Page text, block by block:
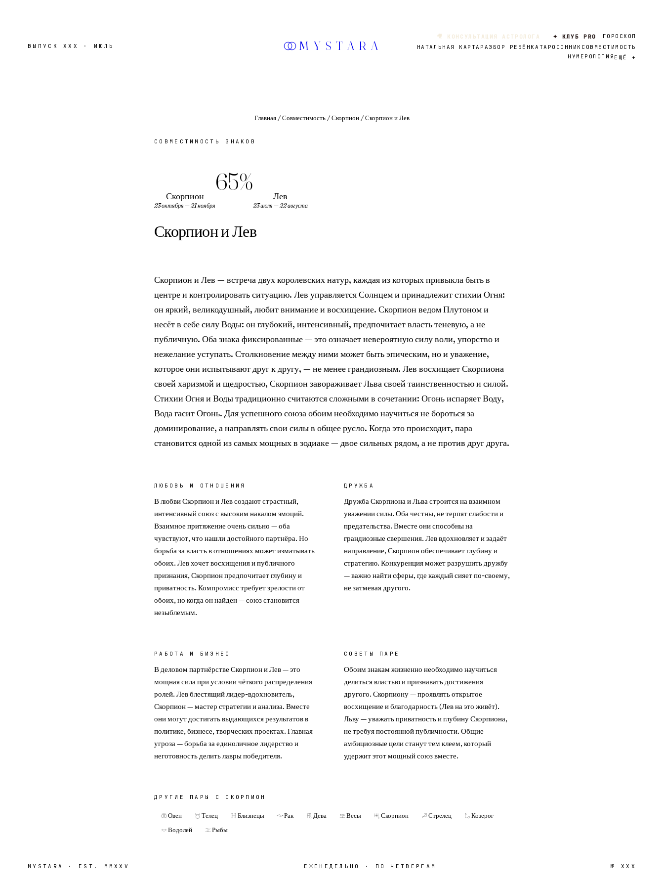
ВЫПУСКXXX · ИЮЛЬ MYSTARA
🎥 КОНСУЛЬТАЦИЯ АСТРОЛОГА ✦ КЛУБ PRO
ГОРОСКОП
НАТАЛЬНАЯ КАРТА РАЗБОР РЕБЁНКА ТАРО СОННИК СОВМЕСТИМОСТЬ
НУМЕРОЛОГИЯ ЕЩЁ +
Главная /Совместимость /Скорпион /Скорпион и Лев
СОВМЕСТИМОСТЬ ЗНАКОВ
Скорпион
23 октября — 21 ноября
65%
Лев
23 июля — 22 августа
СкорпиониЛев
Скорпион и Лев — встреча двух королевских натур, каждая из которых привыкла быть в
центре и контролировать ситуацию. Лев управляется Солнцем и принадлежит стихии Огня:
он яркий, великодушный, любит внимание и восхищение. Скорпион ведом Плутоном и
несёт в себе силу Воды: он глубокий, интенсивный, предпочитает власть теневую, а не
публичную. Оба знака фиксированные — это означает невероятную силу воли, упорство и
нежелание уступать. Столкновение между ними может быть эпическим, но и уважение,
которое они испытывают друг к другу, — не менее грандиозным. Лев восхищает Скорпиона
своей харизмой и щедростью, Скорпион завораживает Льва своей таинственностью и силой.
Стихии Огня и Воды традиционно считаются сложными в сочетании: Огонь испаряет Воду,
Вода гасит Огонь. Для успешного союза обоим необходимо научиться не бороться за
доминирование, а направлять свои силы в общее русло. Когда это происходит, пара
становится одной из самых мощных в зодиаке — двое сильных рядом, а не против друг друга.
ЛЮБОВЬ И ОТНОШЕНИЯ
В любви Скорпион и Лев создают страстный,
интенсивный союз с высоким накалом эмоций.
Взаимное притяжение очень сильно — оба
чувствуют, что нашли достойного партнёра. Но
борьба за власть в отношениях может изматывать
обоих. Лев хочет восхищения и публичного
признания, Скорпион предпочитает глубину и
приватность. Компромисс требует зрелости от
обоих, но когда он найден — союз становится
незыблемым.
ДРУЖБА
Дружба Скорпиона и Льва строится на взаимном
уважении силы. Оба честны, не терпят слабости и
предательства. Вместе они способны на
грандиозные свершения. Лев вдохновляет и задаёт
направление, Скорпион обеспечивает глубину и
стратегию. Конкуренция может разрушить дружбу
— важно найти сферы, где каждый сияет по-своему,
не затмевая другого.
РАБОТА И БИЗНЕС
В деловом партнёрстве Скорпион и Лев — это
мощная сила при условии чёткого распределения
ролей. Лев блестящий лидер-вдохновитель,
Скорпион — мастер стратегии и анализа. Вместе
они могут достигать выдающихся результатов в
политике, бизнесе, творческих проектах. Главная
угроза — борьба за единоличное лидерство и
неготовность делить лавры победителя.
СОВЕТЫ ПАРЕ
Обоим знакам жизненно необходимо научиться
делиться властью и признавать достижения
другого. Скорпиону — проявлять открытое
восхищение и благодарность (Лев на это живёт).
Льву — уважать приватность и глубину Скорпиона,
не требуя постоянной публичности. Общие
амбициозные цели станут тем клеем, который
удержит этот мощный союз вместе.
ДРУГИЕ ПАРЫ С СКОРПИОН
Овен Телец Близнецы Рак Дева Весы Скорпион Стрелец
Козерог
Водолей
Рыбы
MYSTARA · EST. MMXXV ЕЖЕНЕДЕЛЬНО · ПО ЧЕТВЕРГАМ №XXX